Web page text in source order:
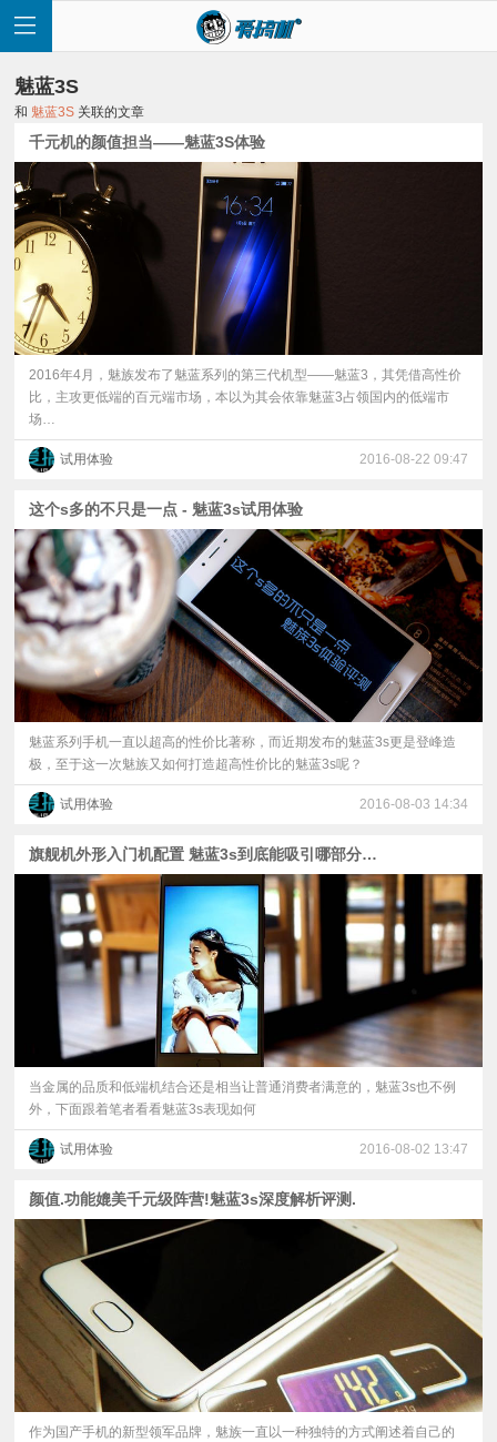
首
页
快
讯
评
视
频
科
体
验
专
魅蓝3S
和 魅蓝3S 关联的文章
千元机的颜值担当——魅蓝3S体验
2016年4月，魅族发布了魅蓝系列的第三代机型——魅蓝3，其凭借高性价
比，主攻更低端的百元端市场，本以为其会依靠魅蓝3占领国内的低端市
场…
试用体验 2016-08-22 09:47
这个s多的不只是一点 - 魅蓝3s试用体验
魅蓝系列手机一直以超高的性价比著称，而近期发布的魅蓝3s更是登峰造
极，至于这一次魅族又如何打造超高性价比的魅蓝3s呢？
试用体验 2016-08-03 14:34
旗舰机外形入门机配置 魅蓝3s到底能吸引哪部分用户
当金属的品质和低端机结合还是相当让普通消费者满意的，魅蓝3s也不例
外，下面跟着笔者看看魅蓝3s表现如何
试用体验 2016-08-02 13:47
颜值.功能媲美千元级阵营!魅蓝3s深度解析评测.
作为国产手机的新型领军品牌，魅族一直以一种独特的方式阐述着自己的